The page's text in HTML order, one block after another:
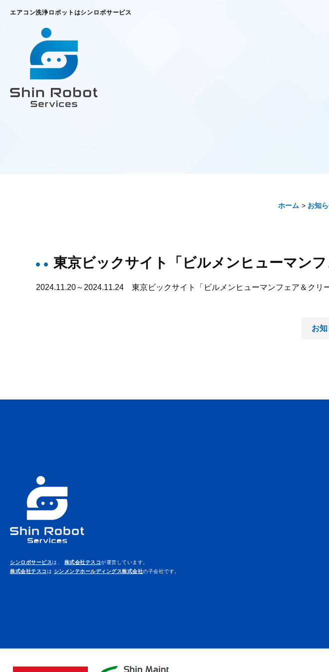
エアコン洗浄ロボットはシンロボサービス
ホーム お知
東京ビックサイト「ビルメンヒューマン
2024.11.20～2024.11.24 東京ビックサイト「ビルメンヒューマンフェア＆クリ
お
シンロボサービスは、 株式会社テスコが運営しています。
株式会社テスコは シンメンテホールディングス株式会社の子会社です。